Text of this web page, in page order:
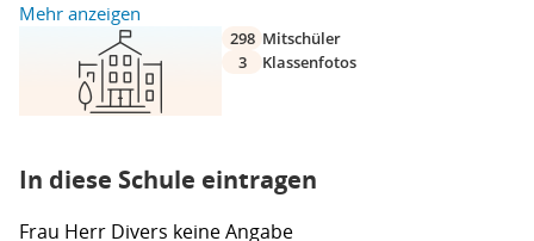
Mehr anzeigen
298 Mitschüler
3
Klassenfotos
In diese Schule eintragen
Frau Herr Divers keine Angabe